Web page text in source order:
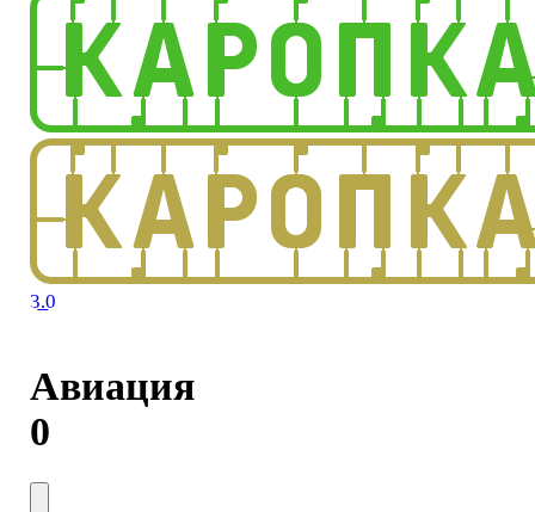
3.0
Авиация
0